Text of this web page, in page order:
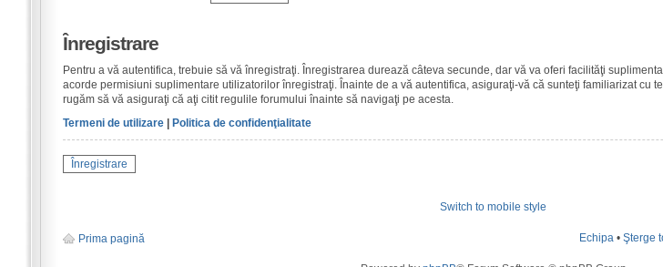
Înregistrare
Pentru a vă autentifica, trebuie să vă înregistraţi. Înregistrarea durează câteva secunde, dar vă va oferi facilităţi
acorde permisiuni suplimentare utilizatorilor înregistraţi. Înainte de a vă autentifica, asiguraţi-vă că sunteţi familiarizat cu
rugăm să vă asiguraţi că aţi citit regulile forumului înainte să navigaţi pe acesta.
Termeni de utilizare| Politica de confidenţialitate
Înregistrare
Switch to mobile style
Prima pagină Echipa •Şterge